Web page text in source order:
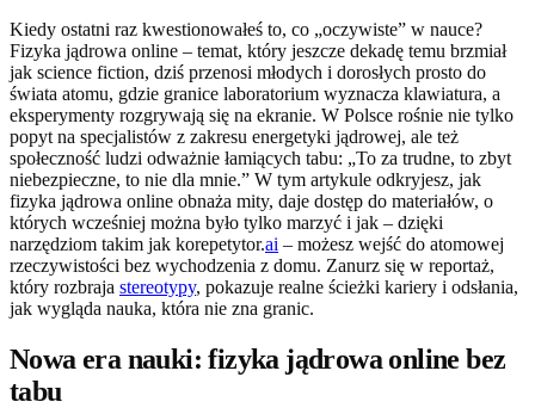
Kiedy ostatni raz kwestionowałeś to, co „oczywiste” w nauce?
Fizyka jądrowa online – temat, który jeszcze dekadę temu brzmiał
jak science fiction, dziś przenosi młodych i dorosłych prosto do
świata atomu, gdzie granice laboratorium wyznacza klawiatura, a
eksperymenty rozgrywają się na ekranie. W Polsce rośnie nie tylko
popyt na specjalistów z zakresu energetyki jądrowej, ale też
społeczność ludzi odważnie łamiących tabu: „To za trudne, to zbyt
niebezpieczne, to nie dla mnie.” W tym artykule odkryjesz, jak
fizyka jądrowa online obnaża mity, daje dostęp do materiałów, o
których wcześniej można było tylko marzyć i jak – dzięki
narzędziom takim jak korepetytor.ai – możesz wejść do atomowej
rzeczywistości bez wychodzenia z domu. Zanurz się w reportaż,
który rozbraja stereotypy, pokazuje realne ścieżki kariery i odsłania,
jak wygląda nauka, która nie zna granic.
Nowa era nauki: fizyka jądrowa online bez
tabu